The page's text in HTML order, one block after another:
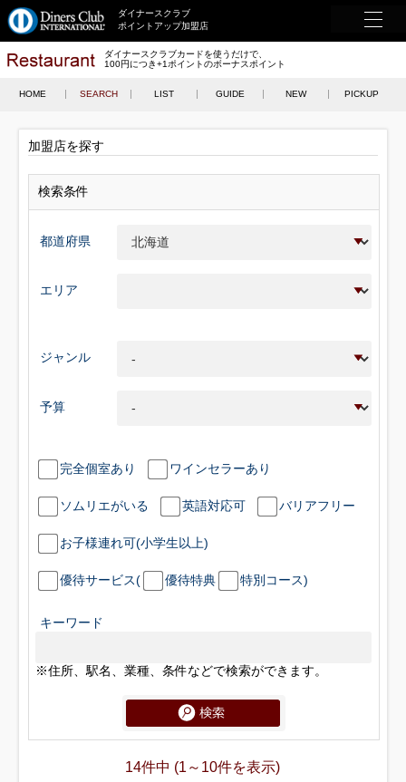
ダイナースクラブ
ポイントアップ加盟店
ダイナースクラブカードを使うだけで、
100円につき+1ポイントのボーナスポイント
HOME SEARCH LIST GUIDE NEW PICKUP
加盟店を探す
検索条件
都道府県
エリア
ジャンル
予算
完全個室あり ワインセラーあり
ソムリエがいる 英語対応可 バリアフリー
お子様連れ可(小学生以上)
優待サービス( 優待特典 特別コース)
キーワード
※住所、駅名、業種、条件などで検索ができます。
14件中 (1～10件を表示)